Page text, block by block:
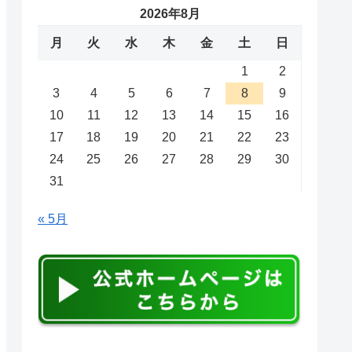
2026年8月
月 火 水 木 金 土 日
1
2
3
4 5 6 7 8
9
10
11 12 13 14 15
16
17
18 19 20 21 22
23
24
25 26 27 28 29
30
31
« 5月